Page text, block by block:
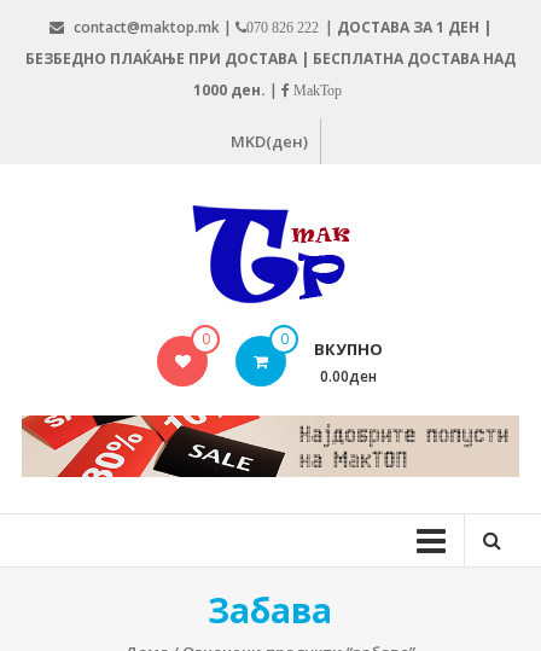
content
contact@maktop.mk | 070 826 222 | ДОСТАВА ЗА 1 ДЕН |
БЕЗБЕДНО ПЛАЌАЊЕ ПРИ ДОСТАВА | БЕСПЛАТНА ДОСТАВА НАД
1000 ден. | MakTop
MKD(ден)
MAKTOP.MK
0 0 ВКУПНО
0.00ден
Забава